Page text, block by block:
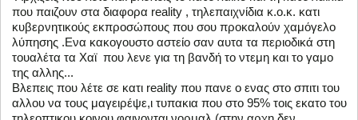
που παιζουν στα διαφορα reality , τηλεπαιχνίδια κ.ο.κ. κατι
κυβερνητικούς εκπροσώπους που σου προκαλούν χαμόγελο
λύπησης .Ενα κακογουστο αστείο σαν αυτα τα περιοδικά στη
τουαλέτα τα Χαϊ που λενε για τη βανδή το ντεμη και το γαμο
της αλλης...
Βλεπεις που λέτε σε κατι reality που πανε ο ενας στο σπιτι του
αλλου να τους μαγειρέψε,ι τυπακια που στο 95% τοις εκατο του